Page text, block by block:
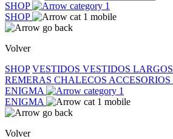
SHOP
SHOP
Volver
SHOP VESTIDOS VESTIDOS LARGOS
REMERAS CHALECOS ACCESORIOS
ENIGMA
ENIGMA
Volver